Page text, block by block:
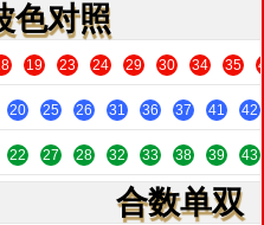
色对照
19 23 24 29 30 34 35
20 25 26 31 36 37 41 42
22 27 28 32 33 38 39 43
合数单双